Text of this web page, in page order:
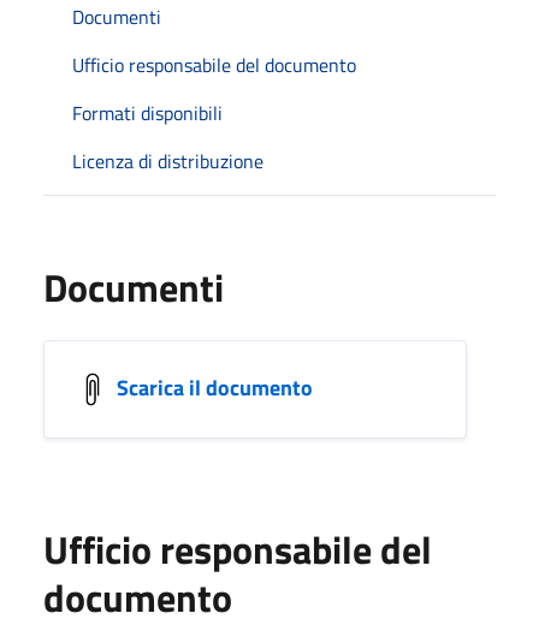
Documenti
Ufficio responsabile del documento
Formati disponibili
Licenza di distribuzione
Documenti
Scarica il documento
Ufficio responsabile del
documento